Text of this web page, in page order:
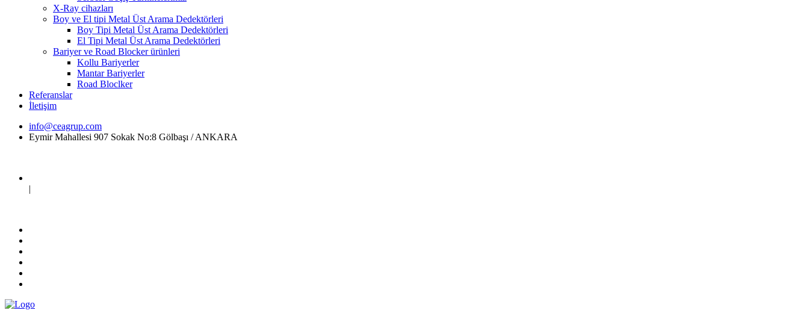
X-Ray cihazları
Boy ve El tipi Metal Üst Arama Dedektörleri
Boy Tipi Metal Üst Arama Dedektörleri
El Tipi Metal Üst Arama Dedektörleri
Bariyer ve Road Blocker ürünleri
Kollu Bariyerler
Mantar Bariyerler
Road Bloclker
Referanslar
İletişim
info@ceagrup.com
Eymir Mahallesi 907 Sokak No:8 Gölbaşı / ANKARA
|